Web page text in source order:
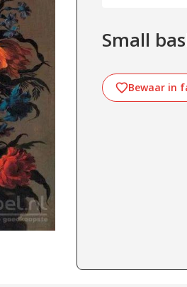
Small
Bewaar in